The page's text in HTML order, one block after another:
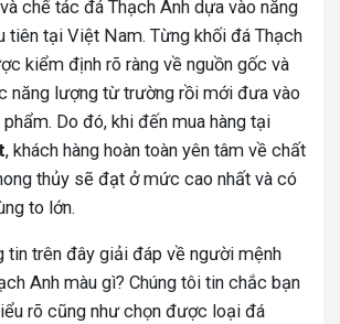
chế tác đá Thạch Anh dựa vào năng
tiên tại Việt Nam. Từng khối đá Thạch
kiểm định rõ ràng về nguồn gốc và
năng lượng từ trường rồi mới đưa vào
Do đó, khi đến mua hàng tại
, khách hàng hoàn toàn yên tâm về chất
thủy sẽ đạt ở mức cao nhất và có
to lớn.
tin trên đây giải đáp về người mệnh
Anh màu gì? Chúng tôi tin chắc bạn
rõ cũng như chọn được loại đá